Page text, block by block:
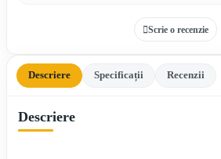
Scrie o recenzie
Descriere Specificații Recenzii
Descriere